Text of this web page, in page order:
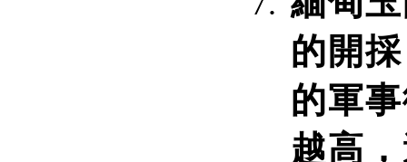
的開
的軍
越高